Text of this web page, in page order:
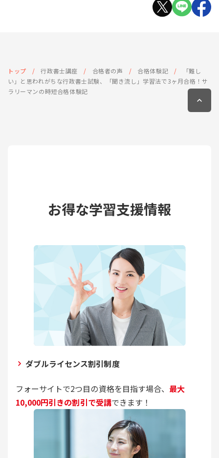
トップ 行政書士講座 合格者の声 合格体験記
「難し
い」と思われがちな行政書士試験、「聞き流し」学習法で3ヶ月合格！サ
ラリーマンの時短合格体験記
お得な学習支援情報
ダブルライセンス割引制度
フォーサイトで2つ目の資格を目指す場合、 最大
10,000円引きの割引で受講できます！